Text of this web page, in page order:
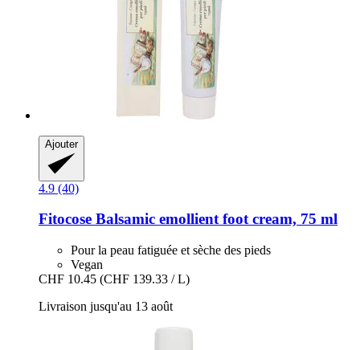
Ajouter
4.9 (40)
Fitocose Balsamic emollient foot cream, 75 ml
Pour la peau fatiguée et sèche des pieds
Vegan
CHF 10.45 (CHF 139.33 / L)
Livraison jusqu'au 13 août